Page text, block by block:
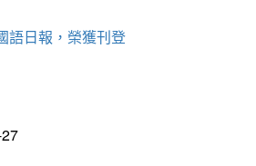
語日報，榮獲刊登